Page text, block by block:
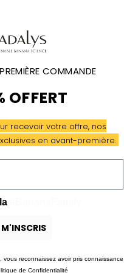
favorite
COMMANDE
OFFERT
recevoir votre offre, nos
en avant-première.
vous reconnaissez avoir pris connaissance
de Confidentialité